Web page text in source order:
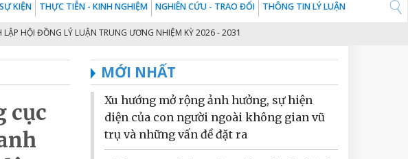
KIỆN THỰC TIỄN - KINH NGHIỆM NGHIÊN CỨU - TRAO ĐỔI THÔNG TIN LÝ LUẬN
ĐỒNG LÝ LUẬN TRUNG ƯƠNG NHIỆM KỲ 2026 - 2031 2 THỦ TƯỚNG CHÍNH PHỦ PHẠM MINH
cục
MỚI NHẤT
Xu hướng mở rộng ảnh hưởng, sự hiện
diện của con người ngoài không gian vũ
trụ và những vấn đề đặt ra